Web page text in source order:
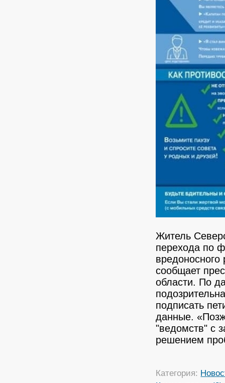
Житель
перехода по
сообщает
области. По
подписать
данные.
"ведомств" с
решением
Категория: